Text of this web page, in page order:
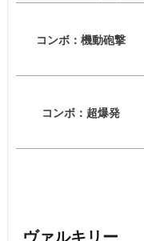
コンボ：機動砲撃
コンボ：超爆発
ヴァルキリー